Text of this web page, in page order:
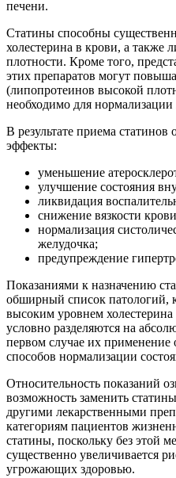
печени.
Статины способны
холестерина в крови, а также
плотности. Кроме того,
этих препаратов могут
(липопротеинов высокой
необходимо для
В результате приема
эффекты:
уменьшение
улучшение состояния
ликвидация
снижение вязкости
нормализация
желудочка;
предупреждение
Показаниями к назначению
обширный список патологий,
высоким уровнем
условно разделяются на
первом случае их применение
способов нормализации
Относительность показаний
возможность заменить
другими лекарственными
категориям пациентов
статины, поскольку без этой
существенно увеличивается
угрожающих здоровью.